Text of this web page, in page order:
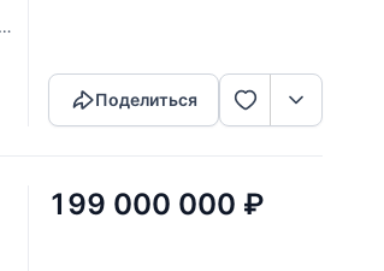
Поделиться
199 000 000 ₽